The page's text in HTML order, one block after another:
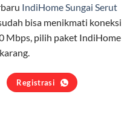
IndiHome Sungai Serut
bisa menikmati koneksi
Mbps, pilih paket IndiHome
Registrasi